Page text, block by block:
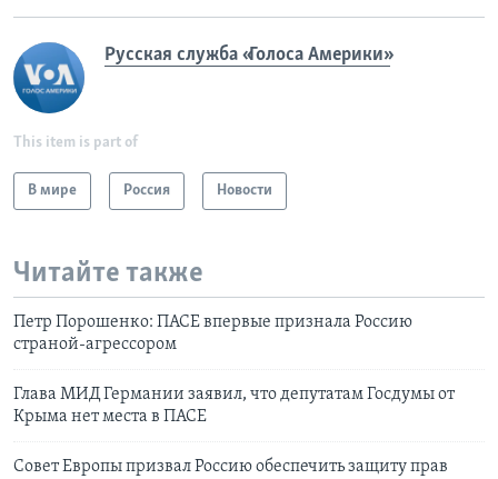
Русская служба «Голоса Америки»
This item is part of
В мире Россия Новости
Читайте также
Петр Порошенко: ПАСЕ впервые признала Россию
страной-агрессором
Глава МИД Германии заявил, что депутатам Госдумы от
Крыма нет места в ПАСЕ
Совет Европы призвал Россию обеспечить защиту прав